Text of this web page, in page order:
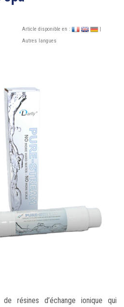
Article disponible en :
Autres langues
résines d’échange ionique qui